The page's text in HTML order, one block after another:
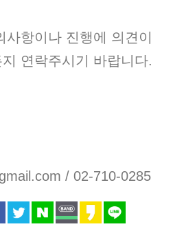
사항이나 진행에 의견이
연락주시기 바랍니다.
/ 02-710-0285